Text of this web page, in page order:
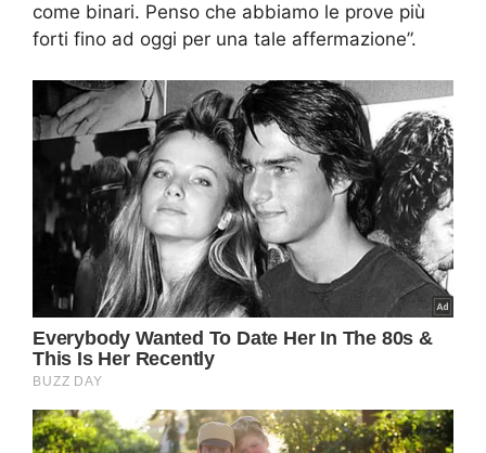
come binari. Penso che abbiamo le prove più
forti fino ad oggi per una tale affermazione”.